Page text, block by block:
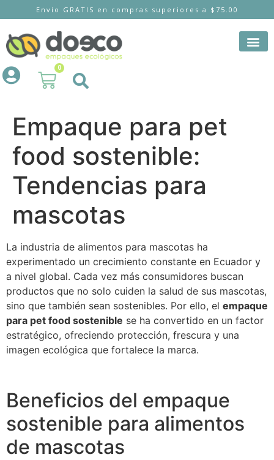
Envío GRATIS en compras superiores a $75.00
0
Empaque para pet
food sostenible:
Tendencias para
mascotas
La industria de alimentos para mascotas ha
experimentado un crecimiento constante en Ecuador y
a nivel global. Cada vez más consumidores buscan
productos que no solo cuiden la salud de sus mascotas,
sino que también sean sostenibles. Por ello, el empaque
para pet food sostenible se ha convertido en un factor
estratégico, ofreciendo protección, frescura y una
imagen ecológica que fortalece la marca.
Beneficios del empaque
sostenible para alimentos
de mascotas